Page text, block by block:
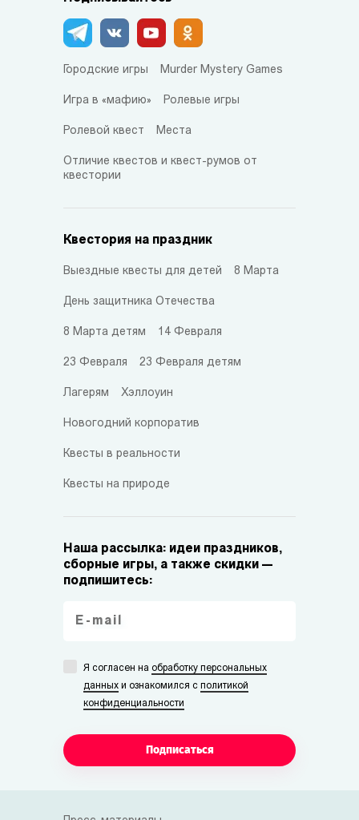
Городские игры Murder Mystery Games
Игра в «мафию» Ролевые игры
Ролевой квест Места
Отличие квестов и квест-румов от
квестории
Квестория на праздник
Выездные квесты для детей 8 Марта
День защитника Отечества
8 Марта детям 14 Февраля
23 Февраля 23 Февраля детям
Лагерям Хэллоуин
Новогодний корпоратив
Квесты в реальности
Квесты на природе
Наша рассылка: идеи праздников,
сборные игры, а также скидки —
подпишитесь:
Я согласен на обработку персональных
данных и ознакомился с политикой
конфиденциальности
Подписаться